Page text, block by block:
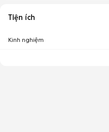
Tiện ích
Kinh nghiệm